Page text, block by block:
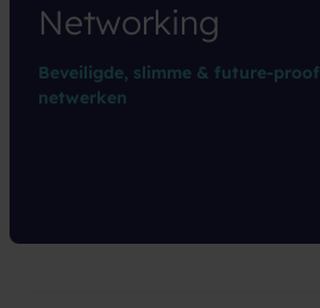
Networking
Beveiligde, slimme & future-proof
netwerken